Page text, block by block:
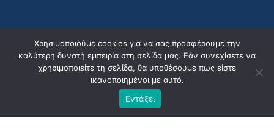
Χρησιμοποιούμε cookies για να σας προσφέρουμε την
καλύτερη δυνατή εμπειρία στη σελίδα μας. Εάν συνεχίσετε να
χρησιμοποιείτε τη σελίδα, θα υποθέσουμε πως είστε
ικανοποιημένοι με αυτό.
Εντάξει